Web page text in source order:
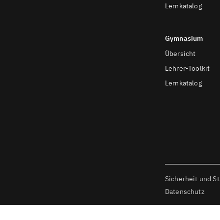
Lernkatalog
Gymnasium
Übersicht
Lehrer-Toolkit
Lernkatalog
Sicherheit und
Datenschutz